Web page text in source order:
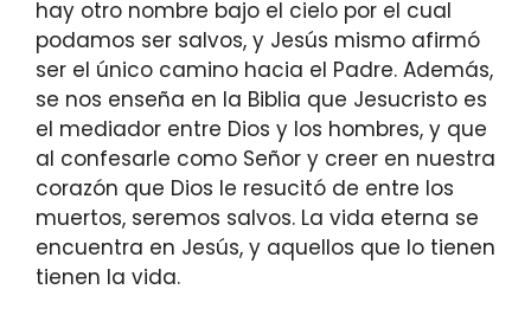
hay otro nombre bajo el cielo por el cual
podamos ser salvos, y Jesús mismo afirmó
ser el único camino hacia el Padre. Además,
se nos enseña en la Biblia que Jesucristo es
el mediador entre Dios y los hombres, y que
al confesarle como Señor y creer en nuestra
corazón que Dios le resucitó de entre los
muertos, seremos salvos. La vida eterna se
encuentra en Jesús, y aquellos que lo tienen
tienen la vida.